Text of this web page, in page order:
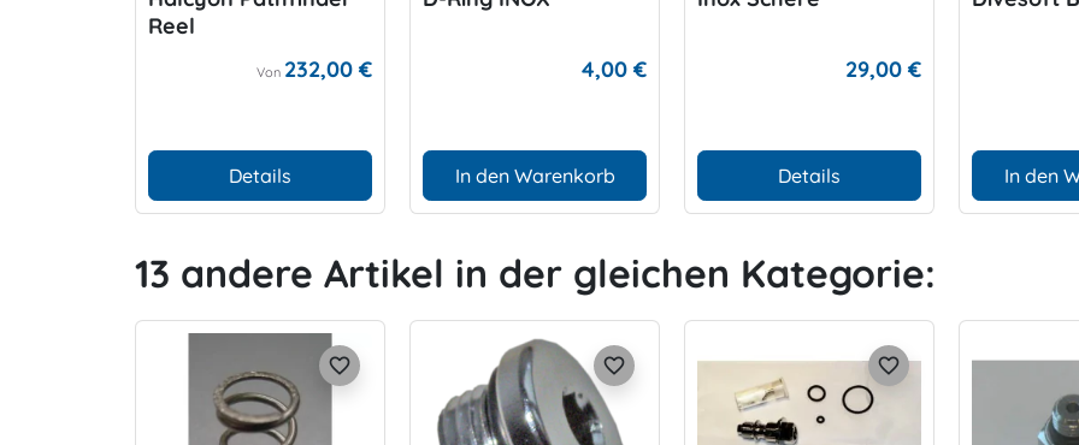
Reel
Von 232,00 €
Details
4,00 €
In den Warenkorb
29,00 €
Details In den
13 andere Artikel in der gleichen Kategorie:
favorite_border favorite_border favorite_border